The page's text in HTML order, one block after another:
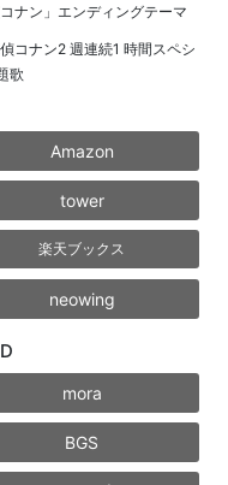
ナン」エンディングテーマ
コナン2 週連続1 時間スペシ
歌
Amazon
tower
楽天ブックス
neowing
mora
BGS